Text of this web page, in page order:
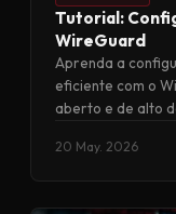
Tutorial:
WireGuard
Aprenda a
eficiente com o
aberto e de alto
20 May. 2026